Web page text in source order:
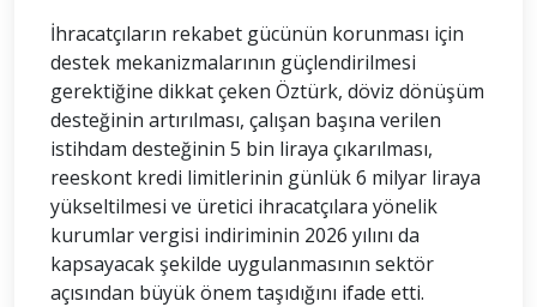
İhracatçıların rekabet gücünün korunması için
destek mekanizmalarının güçlendirilmesi
gerektiğine dikkat çeken Öztürk, döviz dönüşüm
desteğinin artırılması, çalışan başına verilen
istihdam desteğinin 5 bin liraya çıkarılması,
reeskont kredi limitlerinin günlük 6 milyar liraya
yükseltilmesi ve üretici ihracatçılara yönelik
kurumlar vergisi indiriminin 2026 yılını da
kapsayacak şekilde uygulanmasının sektör
açısından büyük önem taşıdığını ifade etti.